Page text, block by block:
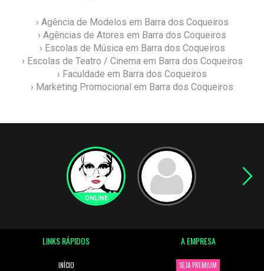
› Agência de Modelos em Barra dos Coqueiros
› Agências de Atores em Barra dos Coqueiros
› Escolas de Música em Barra dos Coqueiros
› Escolas de Teatro / Cinema em Barra dos Coqueiros
› Faculdade em Barra dos Coqueiros
› Marketing Promocional em Barra dos Coqueiros
LINKS RÁPIDOS
INÍCIO
A EMPRESA
SEJA PREMIUM